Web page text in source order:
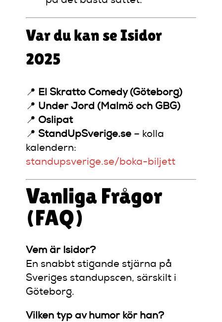
Var du kan se Isidor
2025
📍 El Skratto Comedy (Göteborg)
📍 Under Jord (Malmö och GBG)
📍 Oslipat
📍 StandUpSverige.se – kolla
kalendern:
standupsverige.se/boka-biljett
Vanliga Frågor
(FAQ)
Vem är Isidor?
En snabbt stigande stjärna på
Sveriges standupscen, särskilt i
Göteborg.
Vilken typ av humor kör han?